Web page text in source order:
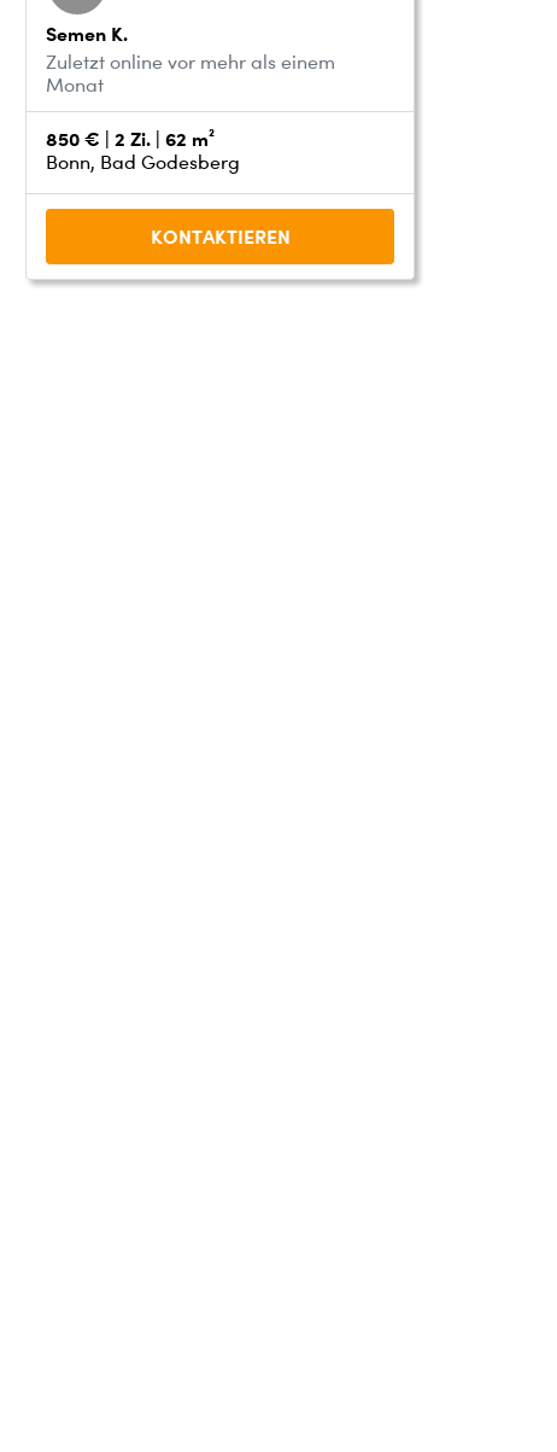
Semen K.
Zuletzt online vor mehr als einem
Monat
850 € | 2 Zi. | 62 m²
Bonn, Bad Godesberg
KONTAKTIEREN